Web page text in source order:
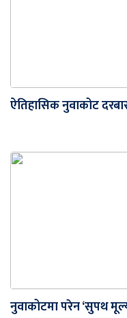
ऐतिहासिक नुवाकोट
नुवाकोटमा परेन ‘सुपथ